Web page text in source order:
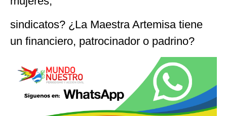
sindicatos? ¿La Maestra Artemisa tiene
un financiero, patrocinador o padrino?